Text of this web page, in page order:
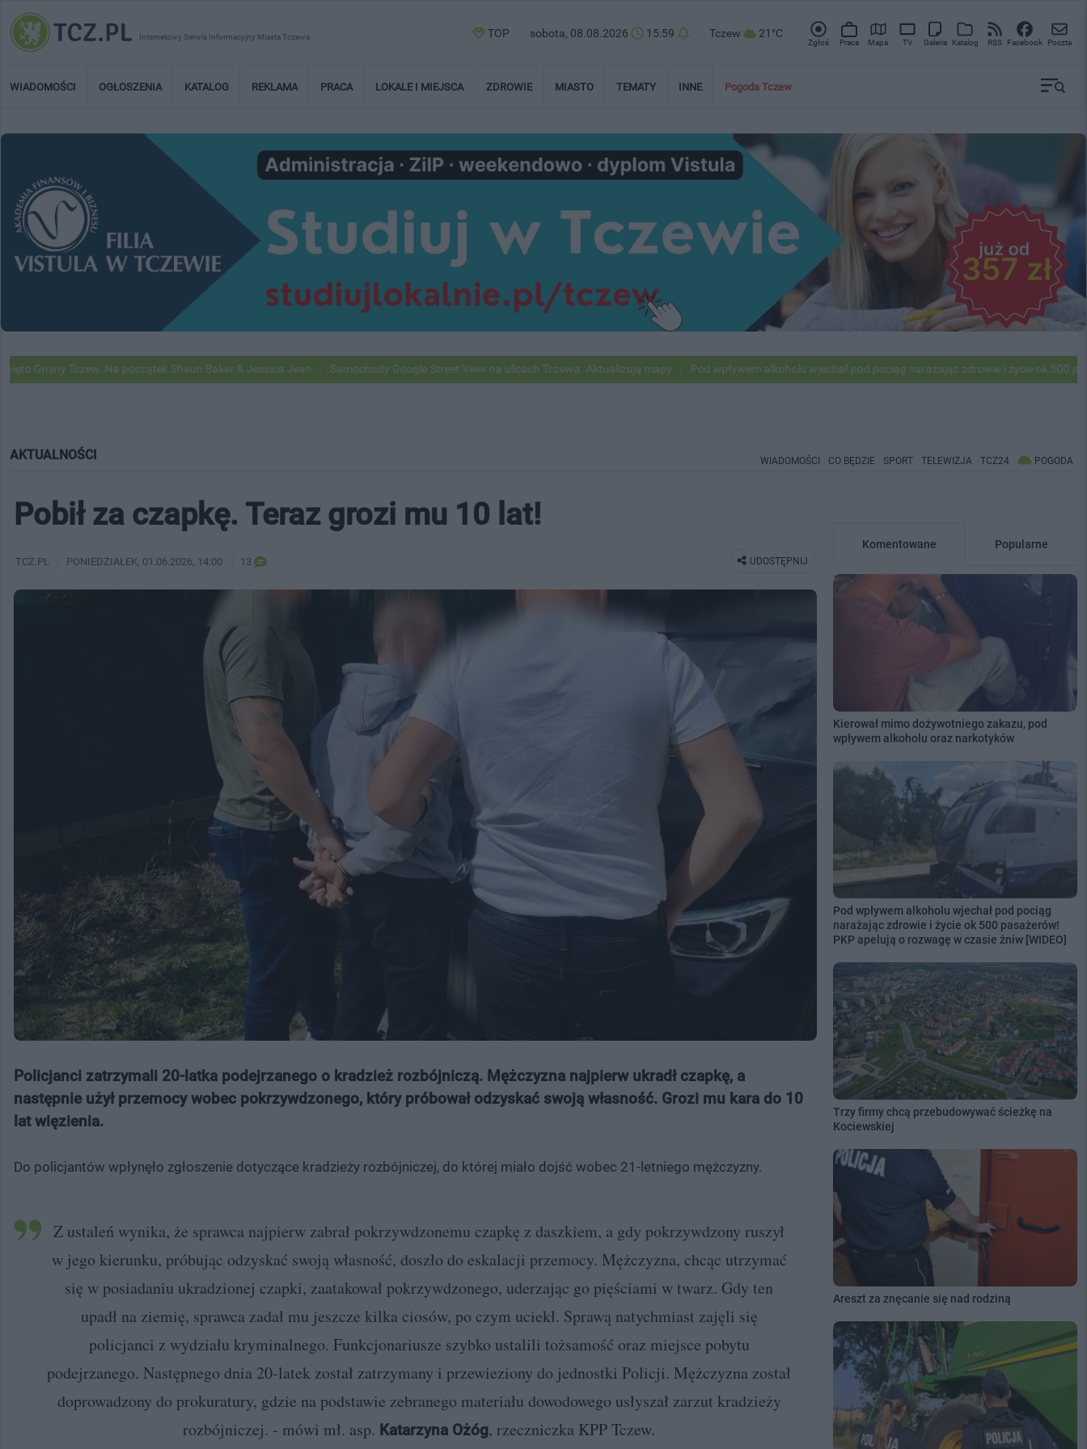
Internetowy Serwis Informacyjny Miasta Tczewa TOP sobota, 08.08.2026 15:59 Tczew 21°C
Zgłoś Praca Mapa TV Galeria Katalog RSS Facebook Poczta
WIADOMOŚCI OGŁOSZENIA KATALOG REKLAMA PRACA LOKALE I MIEJSCA ZDROWIE MIASTO TEMATY INNE Pogoda Tczew
Tczew. Na początek Shaun Baker & Jessica Jean Samochody Google Street View na ulicach Tczewa. Aktualizują mapy Pod wpływem alkoholu wjechał pod pociąg narażając zdrowie i życie ok 500 pasażerów!
AKTUALNOŚCI WIADOMOŚCI CO BĘDZIE SPORT TELEWIZJA TCZ24 POGODA
Pobił za czapkę. Teraz grozi mu 10 lat!
UDOSTĘPNIJ
TCZ.PL PONIEDZIAŁEK , 01.06.2026, 14:00 13
Policjanci zatrzymali 20-latka podejrzanego o kradzież rozbójniczą. Mężczyzna najpierw ukradł czapkę, a
następnie użył przemocy wobec pokrzywdzonego, który próbował odzyskać swoją własność. Grozi mu kara do 10
lat więzienia.
Do policjantów wpłynęło zgłoszenie dotyczące kradzieży rozbójniczej, do której miało dojść wobec 21-letniego mężczyzny.
Z ustaleń wynika, że sprawca najpierw zabrał pokrzywdzonemu czapkę z daszkiem, a gdy pokrzywdzony ruszył
w jego kierunku, próbując odzyskać swoją własność, doszło do eskalacji przemocy. Mężczyzna, chcąc utrzymać
się w posiadaniu ukradzionej czapki, zaatakował pokrzywdzonego, uderzając go pięściami w twarz. Gdy ten
upadł na ziemię, sprawca zadał mu jeszcze kilka ciosów, po czym uciekł. Sprawą natychmiast zajęli się
policjanci z wydziału kryminalnego. Funkcjonariusze szybko ustalili tożsamość oraz miejsce pobytu
podejrzanego. Następnego dnia 20-latek został zatrzymany i przewieziony do jednostki Policji. Mężczyzna został
doprowadzony do prokuratury, gdzie na podstawie zebranego materiału dowodowego usłyszał zarzut kradzieży
rozbójniczej. - mówi mł. asp. Katarzyna Ożóg, rzeczniczka KPP Tczew.
Komentowane Popularne
Kierował mimo dożywotniego zakazu, pod
wpływem alkoholu oraz narkotyków
Pod wpływem alkoholu wjechał pod pociąg
narażając zdrowie i życie ok 500 pasażerów!
PKP apelują o rozwagę w czasie żniw [WIDEO]
Trzy firmy chcą przebudowywać ścieżkę na
Kociewskiej
Areszt za znęcanie się nad rodziną